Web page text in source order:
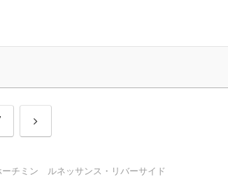
次
ミン ルネッサンス・リバーサイド